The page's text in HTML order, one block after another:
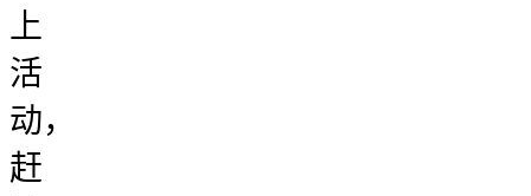
上
活
动，
赶